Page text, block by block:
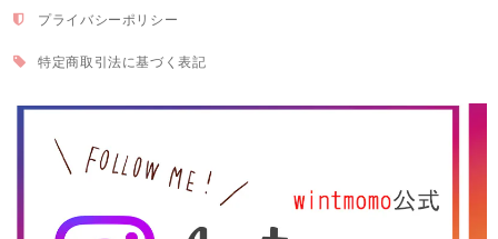
プライバシーポリシー
特定商取引法に基づく表記